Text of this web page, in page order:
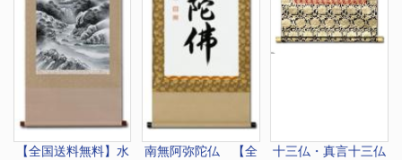
【全国送料無料】 水
南無阿弥陀仏 【全
十三仏・真言十三仏